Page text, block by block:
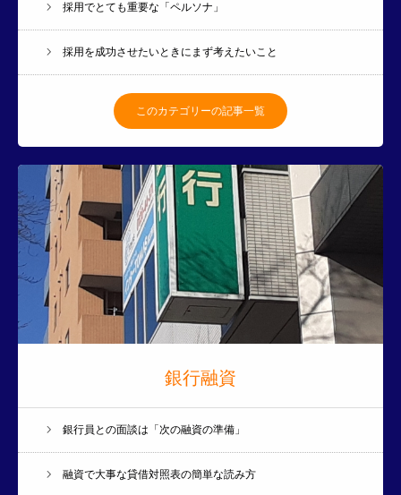
採用でとても重要な「ペルソナ」
採用を成功させたいときにまず考えたいこと
このカテゴリーの記事一覧
銀行融資
銀行員との面談は「次の融資の準備」
融資で大事な貸借対照表の簡単な読み方
L.I.G Partners株式会社とは
お客様の声
事例集
料金システム
ブログ
お知らせ